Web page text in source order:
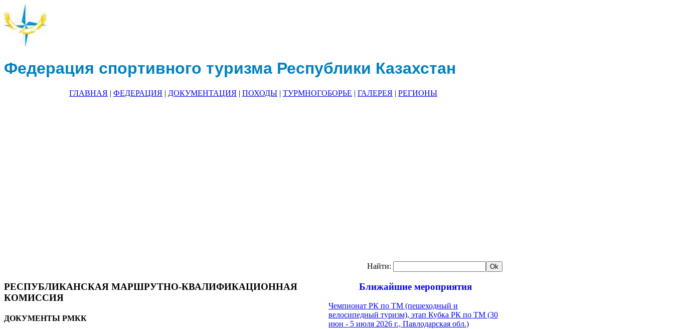
Федерация спортивного туризма Республики Казахстан
ГЛАВНАЯ | ФЕДЕРАЦИЯ | ДОКУМЕНТАЦИЯ | ПОХОДЫ | ТУРМНОГОБОРЬЕ | ГАЛЕРЕЯ | РЕГИОНЫ
Найти:
РЕСПУБЛИКАНСКАЯ МАРШРУТНО-КВАЛИФИКАЦИОННАЯ
КОМИССИЯ
ДОКУМЕНТЫ РМКК
Ближайшие мероприятия
Чемпионат РК по ТМ (пешеходный и
велосипедный туризм), этап Кубка РК по ТМ (30
июн - 5 июля 2026 г., Павлодарская обл.)